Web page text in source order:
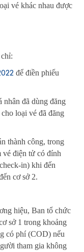
vé khác nhau được
để điền phiếu
đã dùng đăng
loại vé đã đăng
thành công, trong
vé điện tử có đính
in) khi đến
cơ sở 2.
hiệu, Ban tổ chức
sở 1 trong khoảng
có phí (COD) nếu
tham gia không